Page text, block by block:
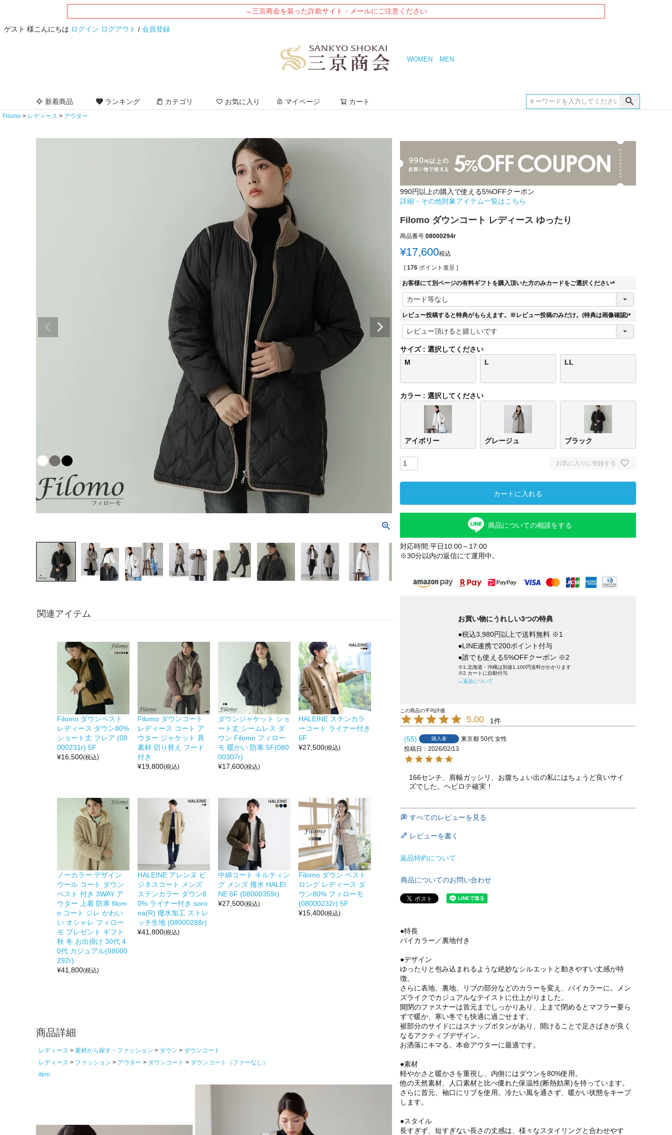
→三京商会を装った詐欺サイト・メールにご注意ください
ゲスト 様こんにちは ログイン ログアウト / 会員登録
WOMEN MEN
新着商品 ランキング カテゴリ お気に入り マイページ カート
Filomo レディース アウター
関連アイテム
Filomo ダウンベスト
レディース ダウン80%
ショート丈 フレア (08
000231r) 5F
¥16,500(税込)
Filomo ダウンコート
レディース コート ア
ウター ジャケット 異
素材 切り替え フード
付き
¥19,800(税込)
ダウンジャケット ショ
ート丈 シームレス ダ
ウン Filomo フィロー
モ 暖かい 防寒 5F(080
00307r)
¥17,600(税込)
HALEINE ステンカラ
ーコート ライナー付き
6F
¥27,500(税込)
ノーカラー デザイン
ウール コート ダウン
ベスト 付き 3WAY ア
ウター 上着 防寒 filom
o コート ジレ かわい
い オシャレ フィロー
モ プレゼント ギフト
秋 冬 お出掛け 30代 4
0代 カジュアル(08000
292r)
¥41,800(税込)
HALEINE アレンヌ ビ
ジネスコート メンズ
ステンカラー ダウン8
0% ライナー付き soro
na(R) 撥水加工 ストレ
ッチ生地 (08000288r)
¥41,800(税込)
中綿コート キルティン
グ メンズ 撥水 HALEI
NE 6F (08000359r)
¥27,500(税込)
Filomo ダウン ベスト
ロング レディース ダ
ウン80% フィローモ
(08000232r) 5F
¥15,400(税込)
商品詳細
レディース 素材から探す・ファッション ダウン
ダウンコート
レディース
ファッション アウター ダウンコート
ダウンコート（ファーなし）
item
990円以上の購入で使える5%OFFクーポン
詳細・その他対象アイテム一覧はこちら
Filomo ダウンコート レディース ゆったり
商品番号 08000294r
¥17,600税込
[ 176 ポイント進呈 ]
お客様にて別ページの有料ギフトを購入頂いた方のみカードをご選択ください
(
須
レビュー投稿すると特典がもらえます。※レビュー投稿のみだけ。(特典は画像確認)
(
)
サイズ
選択してください
M
L LL
カラー 選択してください
アイボリー グレージュ ブラック
お気に入りに登録する
カートに入れる
商品についての相談をする
対応時間:平日10:00～17:00
※30分以内の返信にて運用中。
お買い物にうれしい3つの特典
●税込3,980円以上で送料無料 ※1
●LINE連携で200ポイント付与
●誰でも使える5%OFFクーポン ※2
※1.北海道・沖縄は別途1,100円送料がかかります
※2.カートに自動付与
→返品について
5.00 1
55 購入者 東京都 50代 女性
投稿日
2026/02/13
166センチ、肩幅ガッシリ、お腹ちょい出の私にはちょうど良いサイ
ズでした。ヘビロテ確実！
すべてのレビューを見る
レビューを書く
返品特約について
商品についてのお問い合わせ
●特長
バイカラー／裏地付き
●デザイン
ゆったりと包み込まれるような絶妙なシルエットと動きやすい丈感が特
徴。
さらに表地、裏地、リブの部分などのカラーを変え、バイカラーに。メン
ズライクでカジュアルなテイストに仕上がりました。
開閉のファスナーは首元までしっかりあり、上まで閉めるとマフラー要ら
ずで暖か、寒い冬でも快適に過ごせます。
裾部分のサイドにはスナップボタンがあり、開けることで足さばきが良く
なるアクティブデザイン。
お洒落にキマる。本命アウターに最適です。
●素材
軽やかさと暖かさを重視し、内側にはダウンを80%使用。
他の天然素材、人口素材と比べ優れた保温性(断熱効果)を持っています。
さらに首元、袖口にリブを使用。冷たい風を通さず、暖かい状態をキープ
します。
●スタイル
長すぎず、短すぎない長さの丈感は、様々なスタイリングと合わせやす